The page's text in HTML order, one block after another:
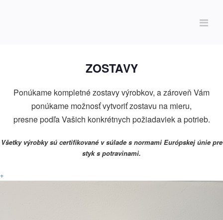
ZOSTAVY
Ponúkame kompletné zostavy výrobkov, a zároveň Vám
ponúkame možnosť vytvoriť zostavu na mieru,
presne podľa Vašich konkrétnych požiadaviek a potrieb.
Všetky výrobky sú certifikované v súlade s normami Európskej únie pre
styk s potravinami.
+